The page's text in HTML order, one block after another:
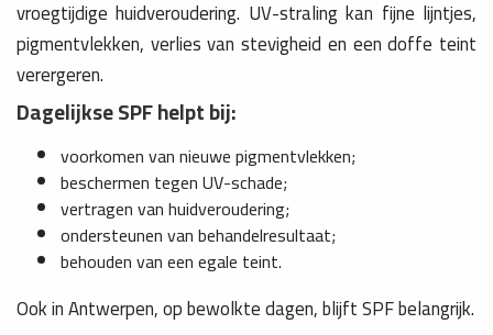
vroegtijdige huidveroudering. UV-straling kan fijne lijntjes,
pigmentvlekken, verlies van stevigheid en een doffe teint
verergeren.
Dagelijkse SPF helpt bij:
voorkomen van nieuwe pigmentvlekken;
beschermen tegen UV-schade;
vertragen van huidveroudering;
ondersteunen van behandelresultaat;
behouden van een egale teint.
Ook in Antwerpen, op bewolkte dagen, blijft SPF belangrijk.